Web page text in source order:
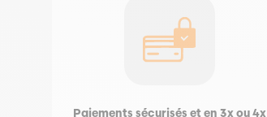
Paiements sécurisés et en 3x ou 4x